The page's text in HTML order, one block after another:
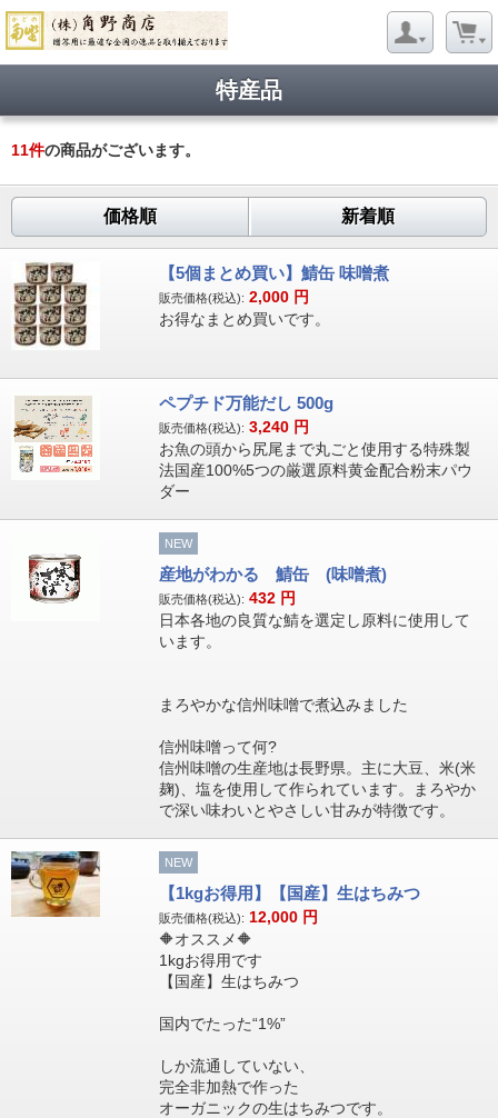
特産品
11件の商品がございます。
価格順 新着順
【5個まとめ買い】鯖缶 味噌煮
販売価格(税込): 2,000 円
お得なまとめ買いです。
ペプチド万能だし 500g
販売価格(税込): 3,240 円
お魚の頭から尻尾まで丸ごと使用する特殊製
法国産100%5つの厳選原料黄金配合粉末パウ
ダー
NEW
産地がわかる 鯖缶 (味噌煮)
販売価格(税込): 432 円
日本各地の良質な鯖を選定し原料に使用して
います。
まろやかな信州味噌で煮込みました
信州味噌って何?
信州味噌の生産地は長野県。主に大豆、米(米
麹)、塩を使用して作られています。まろやか
で深い味わいとやさしい甘みが特徴です。
NEW
【1kgお得用】【国産】生はちみつ
販売価格(税込): 12,000 円
🔶オススメ🔶
1kgお得用です
【国産】生はちみつ
国内でたった“1%”
しか流通していない、
完全非加熱で作った
オーガニックの生はちみつです。